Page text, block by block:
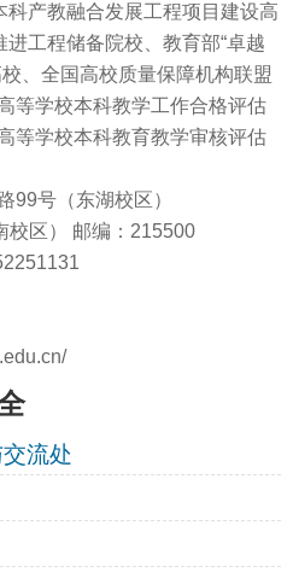
科产教融合发展工程项目建设高
进工程储备院校、教育部“卓越
、全国高校质量保障机构联盟
等学校本科教学工作合格评估
等学校本科教育教学审核评估
99号（东湖校区）
校区） 邮编：215500
流处